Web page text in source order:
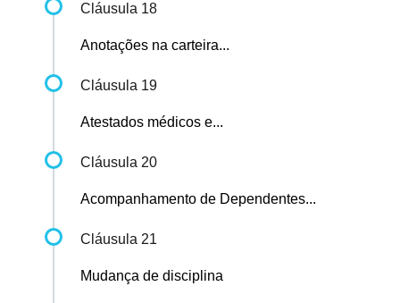
Cláusula 18
Anotações na carteira...
Cláusula 19
Atestados médicos e...
Cláusula 20
Acompanhamento de Dependentes...
Cláusula 21
Mudança de disciplina